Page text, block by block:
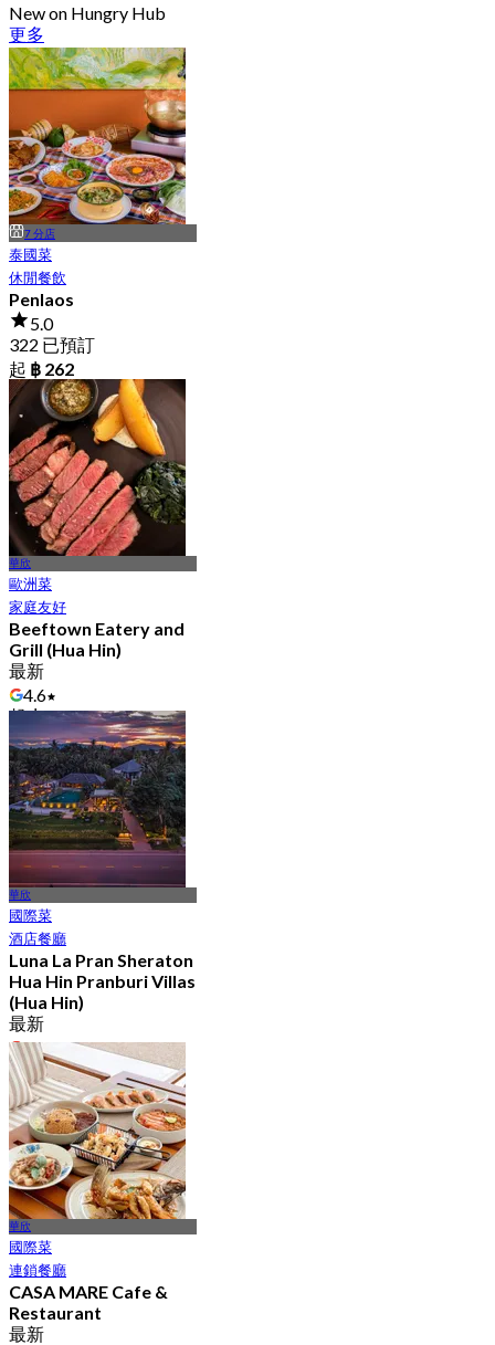
New on Hungry Hub
更多
7 分店
泰國菜
休閒餐飲
Penlaos
5.0
322 已預訂
起 ฿ 262
華欣
歐洲菜
家庭友好
Beeftown Eatery and
Grill (Hua Hin)
最新
4.6
起฿ 745
華欣
國際菜
酒店餐廳
Luna La Pran Sheraton
Hua Hin Pranburi Villas
(Hua Hin)
最新
4.3
起฿ 396
華欣
國際菜
連鎖餐廳
CASA MARE Cafe &
Restaurant
最新